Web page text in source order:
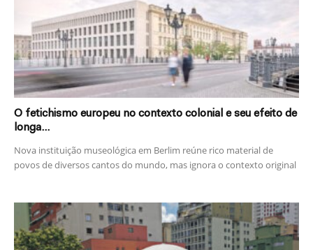
O fetichismo europeu no contexto colonial e seu efeito de
longa...
Nova instituição museológica em Berlim reúne rico material de
povos de diversos cantos do mundo, mas ignora o contexto original